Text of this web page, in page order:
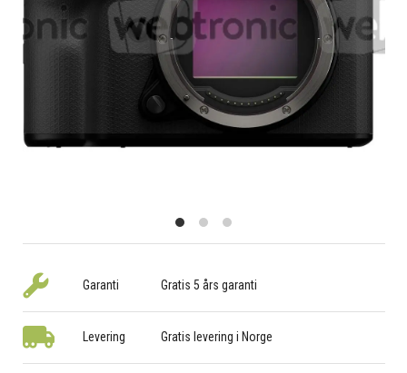
Garanti Gratis 5 års garanti
Levering Gratis levering i Norge